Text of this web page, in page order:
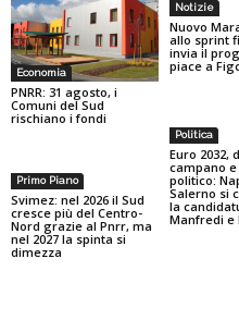
Economia
PNRR: 31 agosto, i
Comuni del Sud
rischiano i fondi
Notizie
Nuovo
allo sprint
invia il
piace a
Primo Piano
Svimez: nel 2026 il Sud
cresce più del Centro-
Nord grazie al Pnrr, ma
nel 2027 la spinta si
dimezza
Politica
Euro 2032,
campano
politico:
Salerno si
la
Manfredi e